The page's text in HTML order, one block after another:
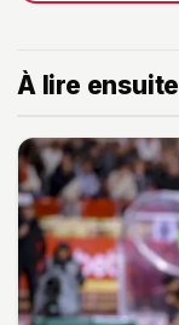
À lire ensuite